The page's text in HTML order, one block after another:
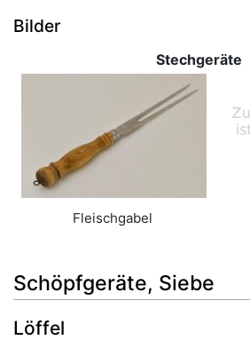
Bilder
Stechgeräte
Fleischgabel
Schöpfgeräte, Siebe
Löffel